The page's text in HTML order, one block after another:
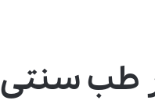
طب سنتی